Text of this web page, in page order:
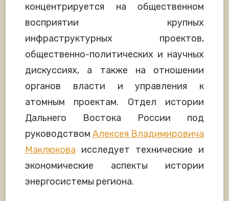
концентрируется на общественном
восприятии крупных
инфраструктурных проектов,
общественно-политических и научных
дискуссиях, а также на отношении
органов власти и управления к
атомным проектам. Отдел истории
Дальнего Востока России под
руководством Алексея Владимировича
Маклюкова исследует технические и
экономические аспекты истории
энергосистемы региона.